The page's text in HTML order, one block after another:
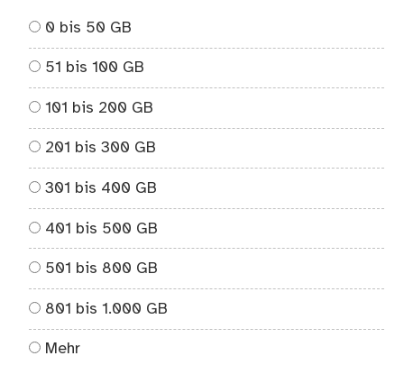
0 bis 50 GB
51 bis 100 GB
101 bis 200 GB
201 bis 300 GB
301 bis 400 GB
401 bis 500 GB
501 bis 800 GB
801 bis 1.000 GB
Mehr